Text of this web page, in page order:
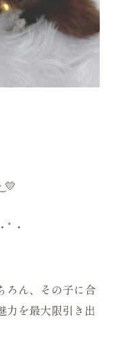
💛
ﾟ・
ろん、その子に合
力を最大限引き出